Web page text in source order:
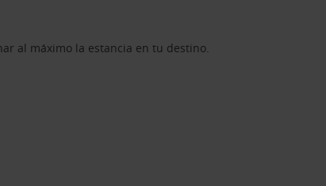
al máximo la estancia en tu destino.